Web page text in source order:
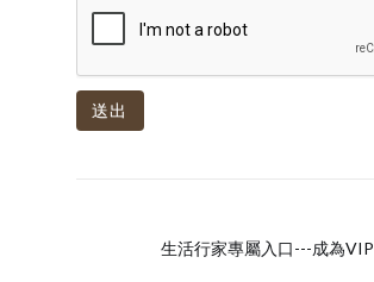
送出
生活行家專屬入口---成為VIP